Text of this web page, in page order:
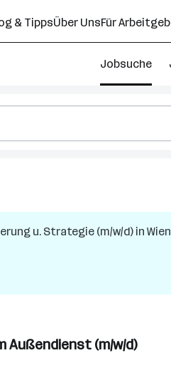
& TippsÜber UnsFür
Jobsuche
u. Strategie (m/w/d) in
Außendienst (m/w/d)